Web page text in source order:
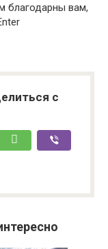
благодарны вам,
с